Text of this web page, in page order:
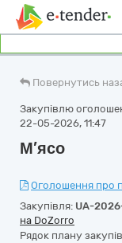
Повернутись
Закупівлю
22-05-2026, 11:47
М’ясо
Оголошення про
Закупівля: UA-
на DoZorro
Рядок плану